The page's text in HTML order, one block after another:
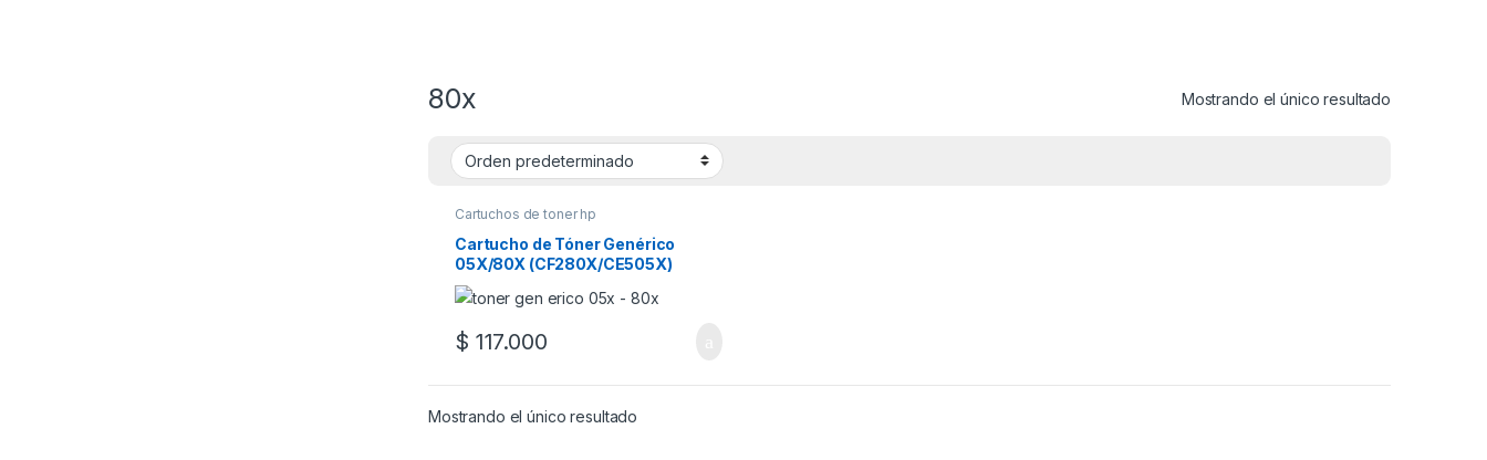
80x Mostrando el único resultado
Cartuchos de toner hp
Cartucho de Tóner Genérico
05X/80X (CF280X/CE505X)
$ 117.000
Mostrando el único resultado